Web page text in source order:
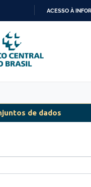
PARA
O
CONTEÚDO
ACESSO À
de dados